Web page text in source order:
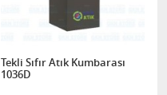
Tekli Sıfır Atık Kumbarası
1036D